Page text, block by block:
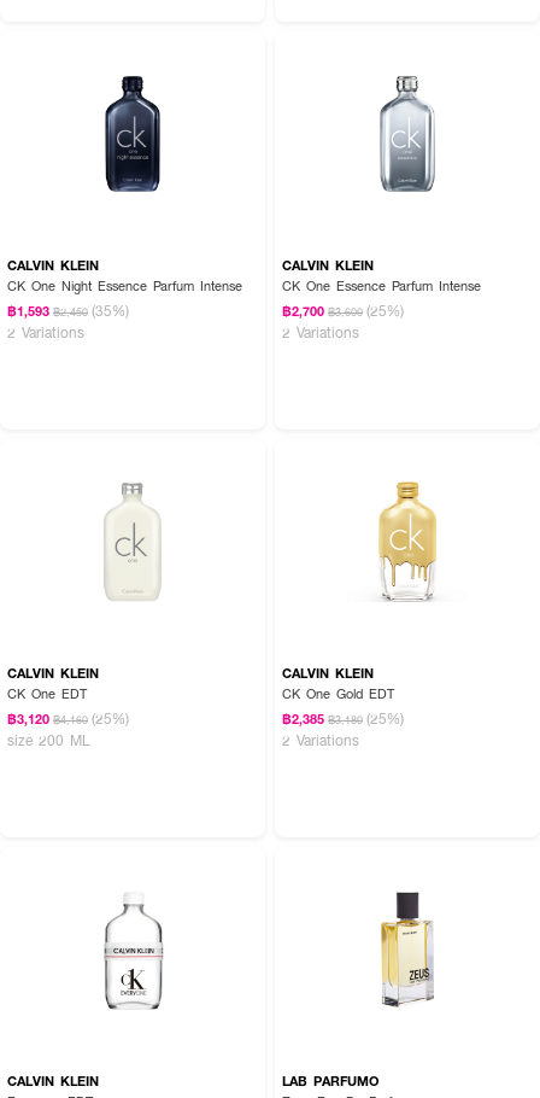
CALVIN KLEIN
CK One Night Essence Parfum Intense
฿1,593 ฿2,450 (35%)
2 Variations
CALVIN KLEIN
CK One Essence Parfum Intense
฿2,700 ฿3,600 (25%)
2 Variations
CALVIN KLEIN
CK One EDT
฿3,120 ฿4,160 (25%)
size 200 ML
CALVIN KLEIN
CK One Gold EDT
฿2,385 ฿3,180 (25%)
2 Variations
CALVIN KLEIN
LAB PARFUMO